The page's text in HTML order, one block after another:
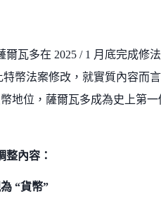
爾瓦多在 2025 / 1 月底完成修
幣法案修改，就實質內容而
地位，薩爾瓦多成為史上第一
整內容：
“貨幣”